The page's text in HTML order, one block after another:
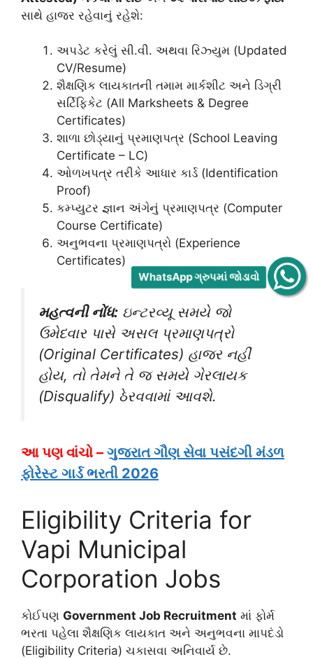
સાથે હાજર રહેવાનું રહેશે:
અપડેટ કરેલું સી.વી. અથવા રિઝ્યુમ (Updated
CV/Resume)
શૈક્ષણિક લાયકાતની તમામ માર્કશીટ અને ડિગ્રી
સર્ટિફિકેટ (All Marksheets & Degree
Certificates)
શાળા છોડ્યાનું પ્રમાણપત્ર (School Leaving
Certificate – LC)
ઓળખપત્ર તરીકે આધાર કાર્ડ (Identification
Proof)
કમ્પ્યુટર જ્ઞાન અંગેનું પ્રમાણપત્ર (Computer
Course Certificate)
અનુભવના પ્રમાણપત્રો (Experience
Certificates)
મહત્વની નોંધ: ઇન્ટરવ્યૂ સમયે જો
ઉમેદવાર પાસે અસલ પ્રમાણપત્રો
(Original Certificates) હાજર નહીં
હોય, તો તેમને તે જ સમયે ગેરલાયક
(Disqualify) ઠેરવવામાં આવશે.
આ પણ વાંચો – ગુજરાત ગૌણ સેવા પસંદગી મંડળ
ફોરેસ્ટ ગાર્ડ ભરતી 2026
Eligibility Criteria for
Vapi Municipal
Corporation Jobs
કોઈપણ Government Job Recruitment માં ફોર્મ
ભરતા પહેલા શૈક્ષણિક લાયકાત અને અનુભવના માપદંડો
(Eligibility Criteria) ચકાસવા અનિવાર્ય છે.
WhatsApp ગ્રુપમાં જોડાવો